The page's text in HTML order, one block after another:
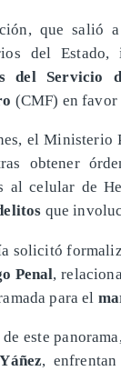
que salió
del Estado,
del Servicio
(CMF) en favor
el
obtener
al celular de
que
solicitó
Penal,
para el
este
,